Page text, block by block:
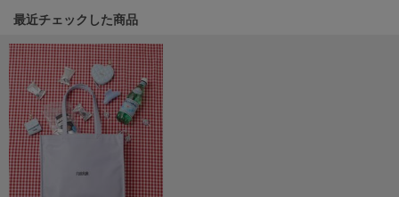
最近チェックした商品